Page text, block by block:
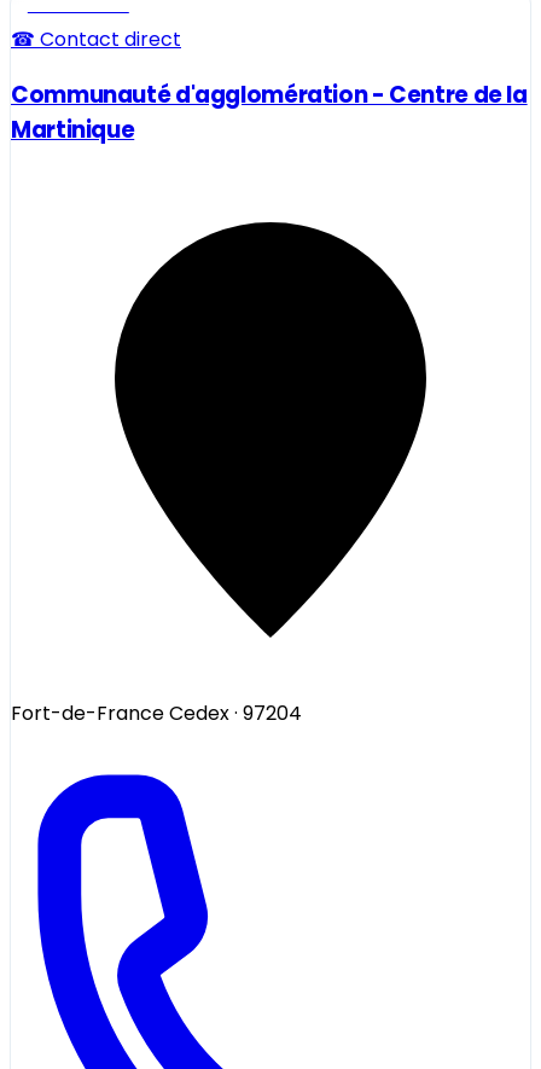
☎ Contact direct
Communauté d'agglomération - Centre de la
Martinique
Fort-de-France Cedex· 97204